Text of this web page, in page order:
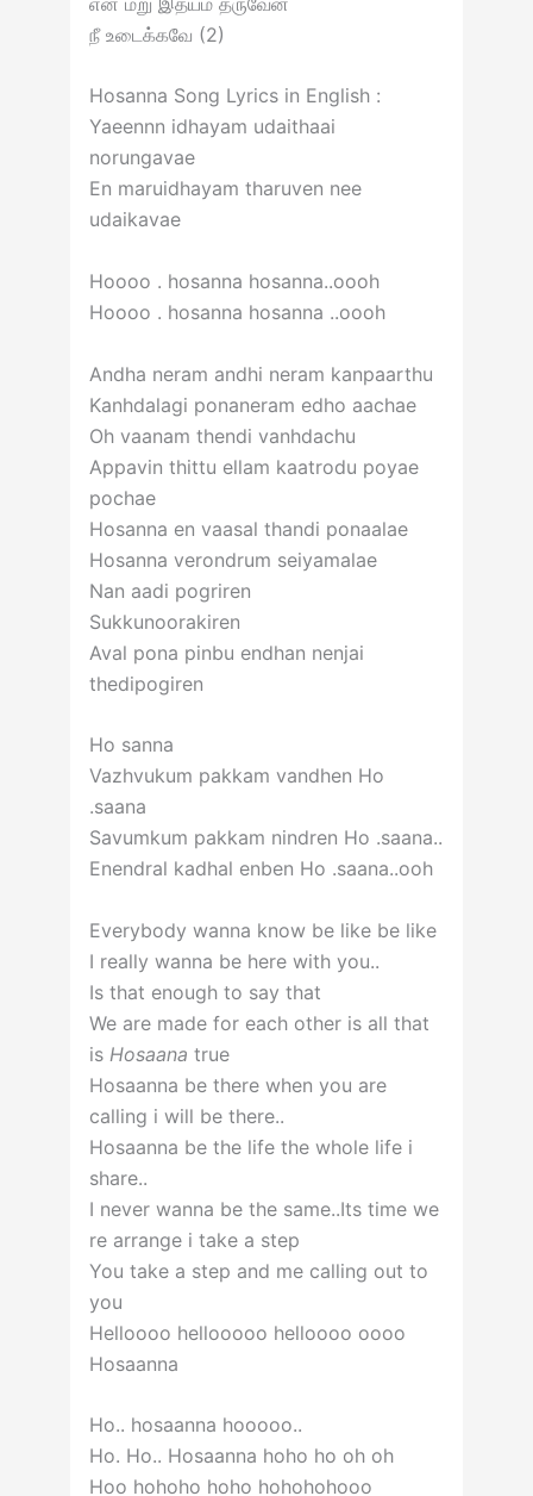
நீ உடைக்கவே (2)
Hosanna Song Lyrics in English :
Yaeennn idhayam udaithaai
norungavae
En maruidhayam tharuven nee
udaikavae
Hoooo . hosanna hosanna..oooh
Hoooo . hosanna hosanna ..oooh
Andha neram andhi neram kanpaarthu
Kanhdalagi ponaneram edho aachae
Oh vaanam thendi vanhdachu
Appavin thittu ellam kaatrodu poyae
pochae
Hosanna en vaasal thandi ponaalae
Hosanna verondrum seiyamalae
Nan aadi pogriren
Sukkunoorakiren
Aval pona pinbu endhan nenjai
thedipogiren
Ho sanna
Vazhvukum pakkam vandhen Ho
.saana
Savumkum pakkam nindren Ho .saana..
Enendral kadhal enben Ho .saana..ooh
Everybody wanna know be like be like
I really wanna be here with you..
Is that enough to say that
We are made for each other is all that
is Hosaana true
Hosaanna be there when you are
calling i will be there..
Hosaanna be the life the whole life i
share..
I never wanna be the same..Its time we
re arrange i take a step
You take a step and me calling out to
you
Helloooo hellooooo helloooo oooo
Hosaanna
Ho.. hosaanna hooooo..
Ho. Ho.. Hosaanna hoho ho oh oh
Hoo hohoho hoho hohohohooo